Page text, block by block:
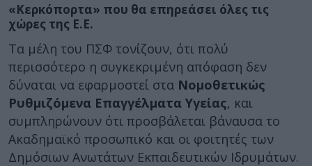
«Κερκόπορτα» που θα επηρεάσει όλες τις
χώρες της Ε.Ε.
Τα μέλη του ΠΣΦ τονίζουν, ότι πολύ
περισσότερο η συγκεκριμένη απόφαση δεν
δύναται να εφαρμοστεί στα Νομοθετικώς
Ρυθμιζόμενα Επαγγέλματα Υγείας, και
συμπληρώνουν ότι προσβάλεται βάναυσα το
Ακαδημαϊκό προσωπικό και οι φοιτητές των
Δημόσιων Ανωτάτων Εκπαιδευτικών Ιδρυμάτων.